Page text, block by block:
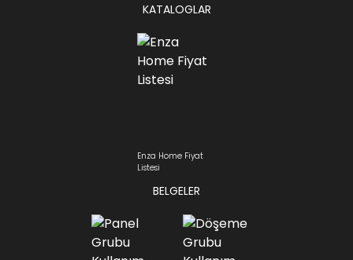
KATALOGLAR
Enza Home Fiyat
Listesi
BELGELER